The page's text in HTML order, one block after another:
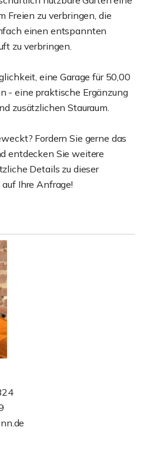
Freien zu verbringen, die
einen entspannten
zu verbringen.
eine Garage für 50,00
- eine praktische Ergänzung
zusätzlichen Stauraum.
Fordern Sie gerne das
entdecken Sie weitere
Details zu dieser
Ihre Anfrage!